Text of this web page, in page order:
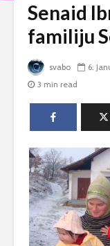
Senaid
familiju
svabo 6.
3 min read